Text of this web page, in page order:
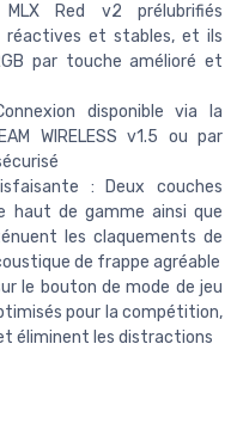
MLX Red v2 prélubrifiés
réactives et stables, et ils
par touche amélioré et
disponible via la
WIRELESS v1.5 ou par
: Deux couches
haut de gamme ainsi que
les claquements de
de frappe agréable
le bouton de mode de jeu
pour la compétition,
éliminent les distractions